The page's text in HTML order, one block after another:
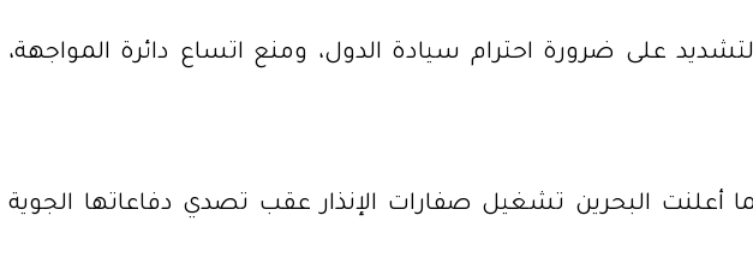
على ضرورة احترام سيادة الدول، ومنع اتساع دائرة المواجهة،
أعلنت البحرين تشغيل صفارات الإنذار عقب تصدي دفاعاتها الجوية